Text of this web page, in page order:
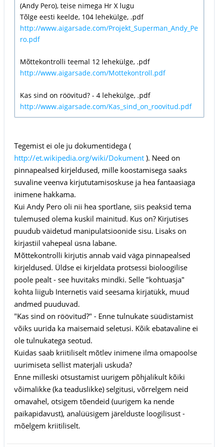
(Andy Pero), teise nimega Hr X lugu
Tõlge eesti keelde, 104 lehekülge, .pdf
http://www.aigarsade.com/Projekt_Superman_Andy_Pe
ro.pdf
Mõttekontrolli teemal 12 lehekülge, .pdf
http://www.aigarsade.com/Mottekontroll.pdf
Kas sind on röövitud? - 4 lehekülge, .pdf
http://www.aigarsade.com/Kas_sind_on_roovitud.pdf
Tegemist ei ole ju dokumentidega (
http://et.wikipedia.org/wiki/Dokument). Need on
pinnapealsed kirjeldused, mille koostamisega saaks
suvaline veenva kirjututamisoskuse ja hea fantaasiaga
inimene hakkama.
Kui Andy Pero oli nii hea sportlane, siis peaksid tema
tulemused olema kuskil mainitud. Kus on? Kirjutises
puudub väidetud manipulatsioonide sisu. Lisaks on
kirjastiil vahepeal üsna labane.
Mõttekontrolli kirjutis annab vaid väga pinnapealsed
kirjeldused. Üldse ei kirjeldata protsessi bioloogilise
poole pealt - see huvitaks mindki. Selle "kohtuasja"
kohta liigub Internetis vaid seesama kirjatükk, muud
andmed puuduvad.
"Kas sind on röövitud?" - Enne tulnukate süüdistamist
võiks uurida ka maisemaid seletusi. Kõik ebatavaline ei
ole tulnukatega seotud.
Kuidas saab kriitiliselt mõtlev inimene ilma omapoolse
uurimiseta sellist materjali uskuda?
Enne milleski otsustamist uurigem põhjalikult kõiki
võimalikke (ka teaduslikke) selgitusi, võrrelgem neid
omavahel, otsigem tõendeid (uurigem ka nende
paikapidavust), analüüsigem järelduste loogilisust -
mõelgem kriitiliselt.